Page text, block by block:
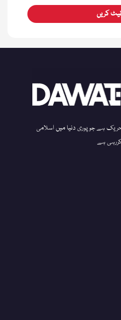
کریں
ہے جو پوری دنیا میں اسلامی
ہے